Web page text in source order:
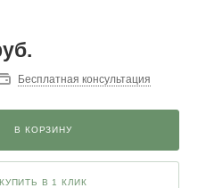
Бесплатная консультация
В КОРЗИНУ
КУПИТЬ В 1 КЛИК